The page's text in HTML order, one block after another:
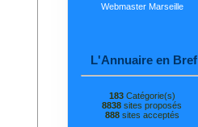
Webmaster Marseille
L'Annuaire en Bref
183Catégorie(s)
8838 sites proposés
888sites acceptés